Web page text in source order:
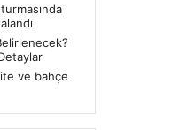
ve bahçe